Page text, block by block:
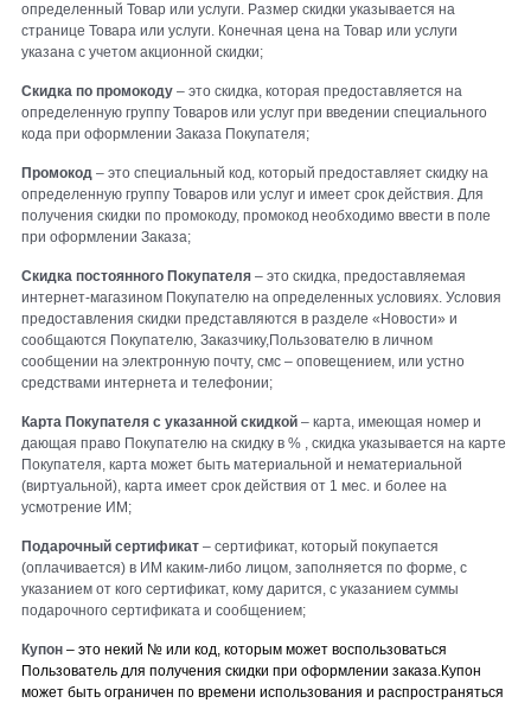
определенный Товар или услуги. Размер скидки указывается на
странице Товара или услуги. Конечная цена на Товар или услуги
указана с учетом акционной скидки;
Скидка по промокоду – это скидка, которая предоставляется на
определенную группу Товаров или услуг при введении специального
кода при оформлении Заказа Покупателя;
Промокод – это специальный код, который предоставляет скидку на
определенную группу Товаров или услуг и имеет срок действия. Для
получения скидки по промокоду, промокод необходимо ввести в поле
при оформлении Заказа;
Скидка постоянного Покупателя – это скидка, предоставляемая
интернет-магазином Покупателю на определенных условиях. Условия
предоставления скидки представляются в разделе «Новости» и
сообщаются Покупателю, Заказчику,Пользователю в личном
сообщении на электронную почту, смс – оповещением, или устно
средствами интернета и телефонии;
Карта Покупателя с указанной скидкой – карта, имеющая номер и
дающая право Покупателю на скидку в % , скидка указывается на карте
Покупателя, карта может быть материальной и нематериальной
(виртуальной), карта имеет срок действия от 1 мес. и более на
усмотрение ИМ;
Подарочный сертификат – сертификат, который покупается
(оплачивается) в ИМ каким-либо лицом, заполняется по форме, с
указанием от кого сертификат, кому дарится, с указанием суммы
подарочного сертификата и сообщением;
Купон – это некий № или код, которым может воспользоваться
Пользователь для получения скидки при оформлении заказа.Купон
может быть ограничен по времени использования и распространяться